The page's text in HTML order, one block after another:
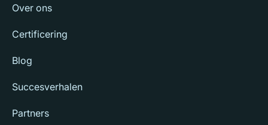
Over ons
Certificering
Blog
Succesverhalen
Partners